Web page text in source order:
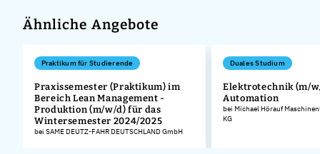
Ähnliche Angebote
Praktikum für Studierende
Praxissemester (Praktikum) im
Bereich Lean Management -
Produktion (m/w/d) für das
Wintersemester 2024/2025
bei SAME DEUTZ-FAHR DEUTSCHLAND GmbH
Duales Studium
Elektrotechnik (m/
Automation
bei Michael Hörauf
KG